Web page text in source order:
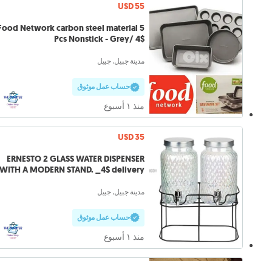
USD 55
Network carbon steel material 5
Pcs Nonstick - Grey/ 4$
مدينة جبيل, جبيل
حساب عمل موثوق
منذ ١ أسبوع
USD 35
ERNESTO 2 GLASS WATER DISPENSER
A MODERN STAND. _4$ delivery.
مدينة جبيل, جبيل
حساب عمل موثوق
منذ ١ أسبوع